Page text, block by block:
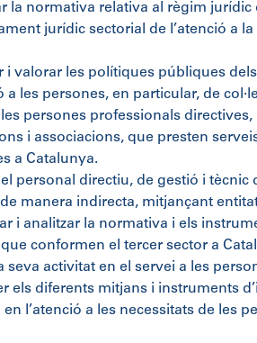
la normativa relativa al règim
jurídic sectorial de l’atenció a
i valorar les polítiques públiques
a les persones, en particular, de
persones professionals
i associacions, que presten
a Catalunya.
personal directiu, de gestió i
manera indirecta, mitjançant
i analitzar la normativa i els
conformen el tercer sector a
seva activitat en el servei a les
els diferents mitjans i instruments
l’atenció a les necessitats de les